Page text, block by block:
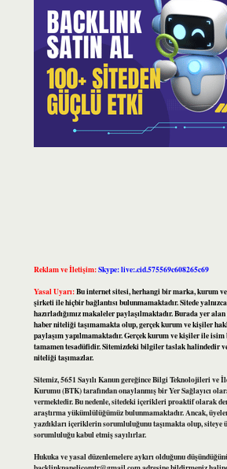
Reklam ve İletişim:Skype: live:.cid.575569c608265c69
Yasal Uyarı:Bu internet sitesi, herhangi bir marka, kurum
şirketi ile hiçbir bağlantısı bulunmamaktadır. Sitede
hazırladığımız makaleler paylaşılmaktadır. Burada yer
haber niteliği taşımamakta olup, gerçek kurum ve kişiler
paylaşım yapılmamaktadır. Gerçek kurum ve kişiler ile
tamamen tesadüfidir. Sitemizdeki bilgiler taslak halindedir
niteliği taşımazlar.
Sitemiz, 5651 Sayılı Kanun gereğince Bilgi Teknolojileri ve
Kurumu (BTK) tarafından onaylanmış bir Yer Sağlayıcı
vermektedir. Bu nedenle, sitedeki içerikleri proaktif olarak
araştırma yükümlülüğümüz bulunmamaktadır. Ancak,
yazdıkları içeriklerin sorumluluğunu taşımakta olup, siteye
sorumluluğu kabul etmiş sayılırlar.
Hukuka ve yasal düzenlemelere aykırı olduğunu